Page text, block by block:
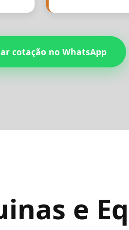
cotação no WhatsApp
e